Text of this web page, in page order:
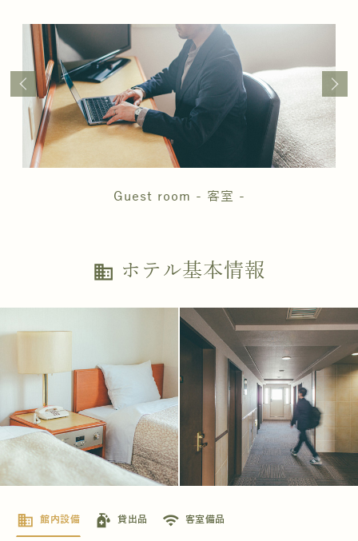
Guest room - 客室 -
business ホテル基本情報
business 館内設備 sanitizer 貸出品 wifi 客室備品